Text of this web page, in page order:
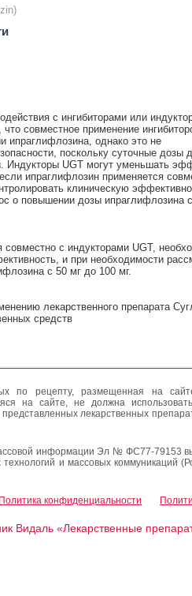
с ингибиторами или
совместное применение
ипраглифлозина, однако это не
поскольку суточные дозы
Индукторы UGT могут уменьшать
ипраглифлозин применяется
клиническую
о повышении дозы ипраглифлозина
с индукторами UGT,
и при необходимости
с 50 мг до 100 мг.
лекарственного препарата
средств
по рецепту, размещенная на
на сайте, не должна
лекарственных
информации Эл № ФС77-79153
и массовых коммуникаций
Политика конфиденциальности
Видаль «Лекарственные